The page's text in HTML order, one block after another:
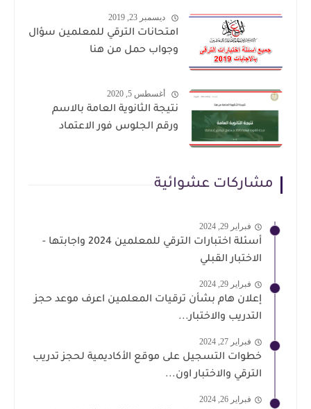
ديسمبر 23, 2019
امتحانات الترقي للمعلمين سؤال
وجواب حمل من هنا
أغسطس 5, 2020
نتيجة الثانوية العامة بالاسم
ورقم الجلوس فور الاعتماد
مشاركات عشوائية
فبراير 29, 2024
أسئلة اختبارات الترقي للمعلمين 2024 واجابتها -
الاختبار القبلي
فبراير 29, 2024
إعلان هام بشأن ترقيات المعلمين اعرف موعد حجز
التدريب والاختبار...
فبراير 27, 2024
خطوات التسجيل على موقع الأكاديمية لحجز تدريب
الترقي والاختبار اون...
فبراير 26, 2024